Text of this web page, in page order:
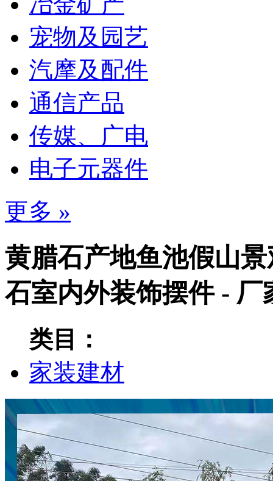
宠物及园艺
汽摩及配件
通信产品
传媒、广电
电子元器件
更多 »
黄腊石产地鱼池假山
石室内外装饰摆件 - 厂
类目：
家装建材